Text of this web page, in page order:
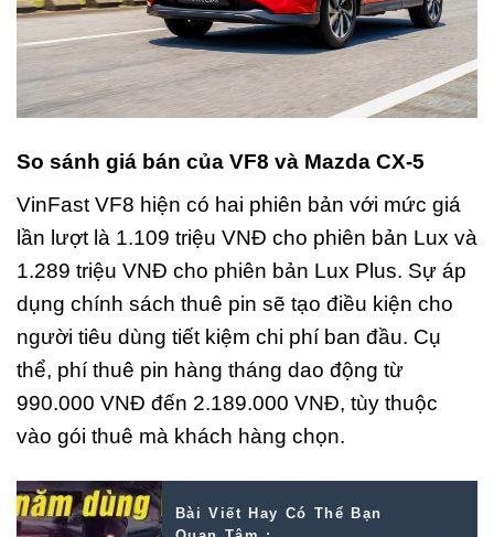
So sánh giá bán của VF8 và Mazda CX-5
VinFast VF8 hiện có hai phiên bản với mức giá
lần lượt là 1.109 triệu VNĐ cho phiên bản Lux và
1.289 triệu VNĐ cho phiên bản Lux Plus. Sự áp
dụng chính sách thuê pin sẽ tạo điều kiện cho
người tiêu dùng tiết kiệm chi phí ban đầu. Cụ
thể, phí thuê pin hàng tháng dao động từ
990.000 VNĐ đến 2.189.000 VNĐ, tùy thuộc
vào gói thuê mà khách hàng chọn.
Bài Viết Hay Có Thể Bạn